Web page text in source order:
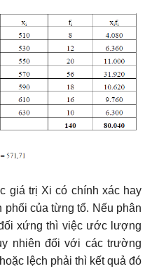
giá trị Xi có chính xác hay
phối của từng tổ. Nếu phân
xứng thì việc ước lượng
nhiên đối với các trường
lệch phải thì kết quả đó